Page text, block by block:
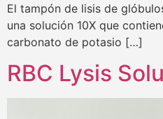
El tampón de lisis de
una solución 10X que
carbonato de potasio […]
RBC Lysis